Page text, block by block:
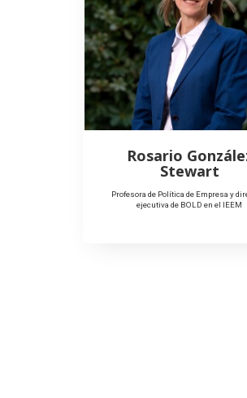
Rosario
Stewart
Profesora de Política de Empresa y
ejecutiva de BOLD en el IEEM